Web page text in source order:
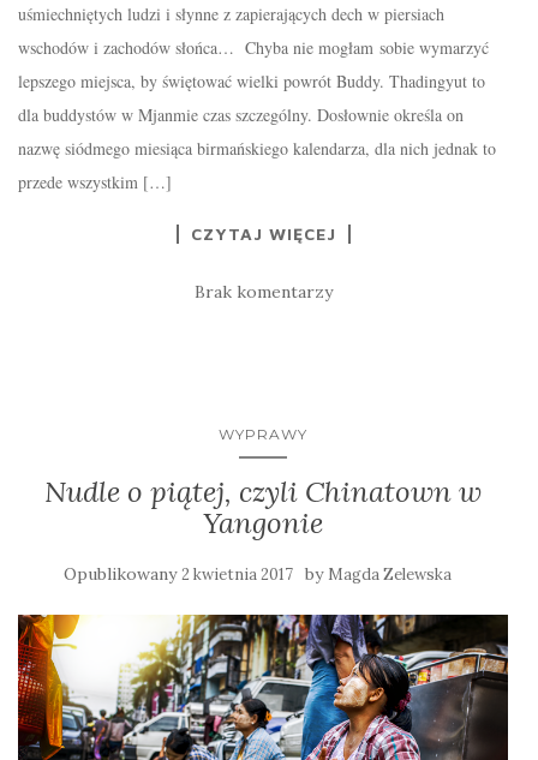
uśmiechniętych ludzi i słynne z zapierających dech w piersiach
wschodów i zachodów słońca… Chyba nie mogłam sobie wymarzyć
lepszego miejsca, by świętować wielki powrót Buddy. Thadingyut to
dla buddystów w Mjanmie czas szczególny. Dosłownie określa on
nazwę siódmego miesiąca birmańskiego kalendarza, dla nich jednak to
przede wszystkim […]
CZYTAJ WIĘCEJ
Brak komentarzy
WYPRAWY
Nudle o piątej, czyli Chinatown w
Yangonie
Opublikowany2 kwietnia 2017 by Magda Zelewska